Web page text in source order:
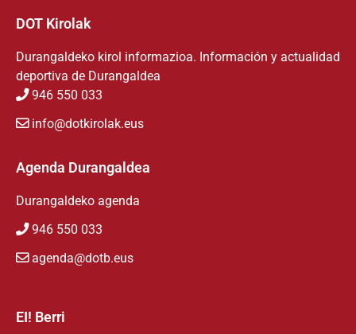
DOT Kirolak
Durangaldeko kirol informazioa. Información y actualidad
deportiva de Durangaldea
946 550 033
info@dotkirolak.eus
Agenda Durangaldea
Durangaldeko agenda
946 550 033
agenda@dotb.eus
EI! Berri